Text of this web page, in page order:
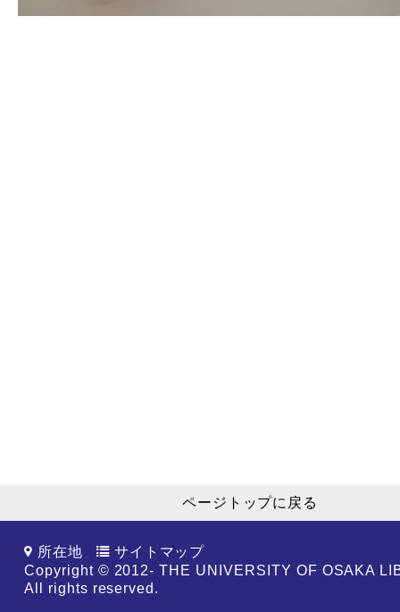
ページトップに戻る
所在地
サイトマップ
Copyright © 2012- THE UNIVERSITY OF OSAKA
All rights reserved.